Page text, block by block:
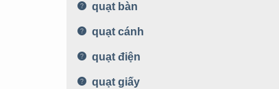
quạt bàn
quạt cánh
quạt điện
quạt giấy